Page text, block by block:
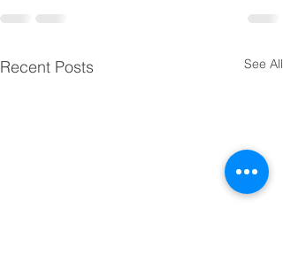
Recent Posts See All